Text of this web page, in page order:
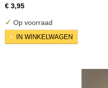
€ 3,95
✓ Op voorraad
IN WINKELWAGEN